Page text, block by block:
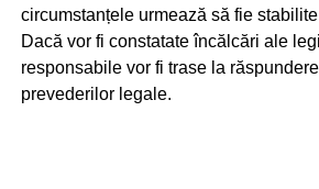
circumstanțele urmează să fie
Dacă vor fi constatate încălcări ale
responsabile vor fi trase la
prevederilor legale.